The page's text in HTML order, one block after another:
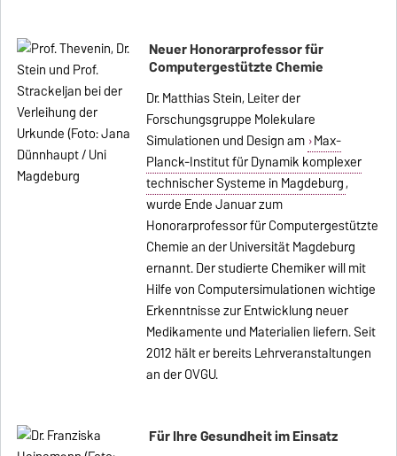
Neuer Honorarprofessor für
Computergestützte Chemie
Dr. Matthias Stein, Leiter der
Forschungsgruppe Molekulare
Simulationen und Design am Max-
Planck-Institut für Dynamik komplexer
technischer Systeme in Magdeburg,
wurde Ende Januar zum
Honorarprofessor für Computergestützte
Chemie an der Universität Magdeburg
ernannt. Der studierte Chemiker will mit
Hilfe von Computersimulationen wichtige
Erkenntnisse zur Entwicklung neuer
Medikamente und Materialien liefern. Seit
2012 hält er bereits Lehrveranstaltungen
an der OVGU.
Für Ihre Gesundheit im Einsatz